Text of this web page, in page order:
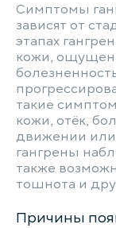
Симптомы
зависят от
этапах
кожи,
такие
кожи, отёк,
движении или
гангрены
также
тошнота и
Причины